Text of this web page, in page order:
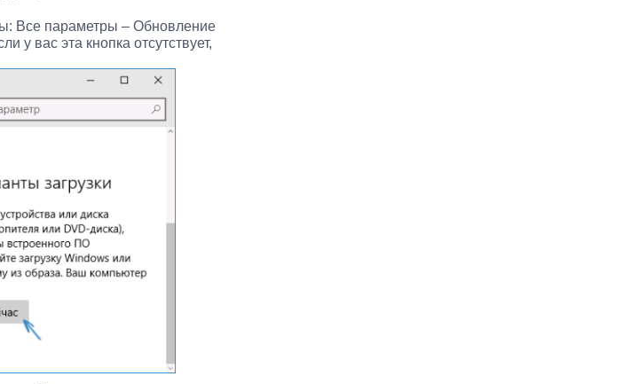
Все параметры – Обновление
у вас эта кнопка отсутствует,